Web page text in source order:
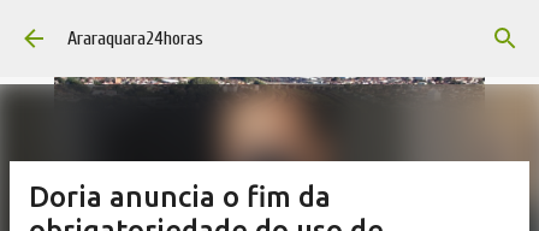
Pular para o conteúdo principal
Araraquara24horas
Doria anuncia o fim da